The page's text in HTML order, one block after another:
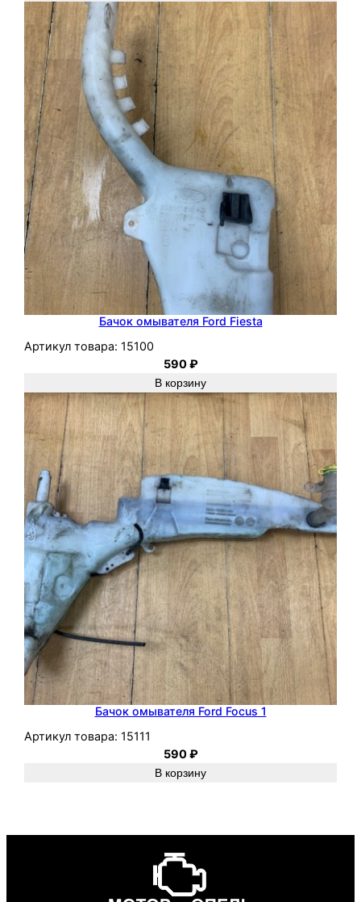
Бачок омывателя Ford Fiesta
Артикул товара: 15100
590₽
В корзину
Бачок омывателя Ford Focus 1
Артикул товара: 15111
590₽
В корзину